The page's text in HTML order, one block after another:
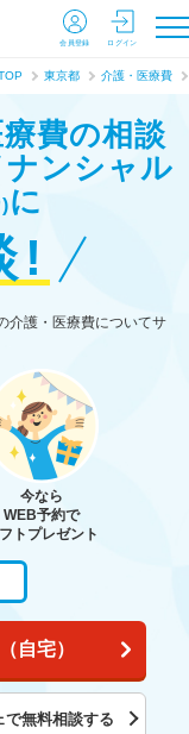
会員登録 ログイン
東京都 介護・医療費
費の相談
ンシャル
に
!
介護・医療費についてサ
今なら
WEB予約で
トプレゼント
自宅）
で無料相談する